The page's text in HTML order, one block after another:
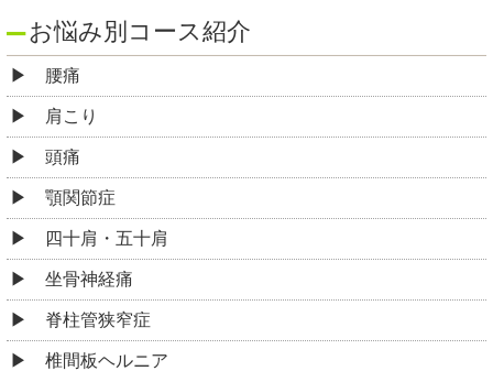
お悩み別コース紹介
腰痛
肩こり
頭痛
顎関節症
四十肩・五十肩
坐骨神経痛
脊柱管狭窄症
椎間板ヘルニア